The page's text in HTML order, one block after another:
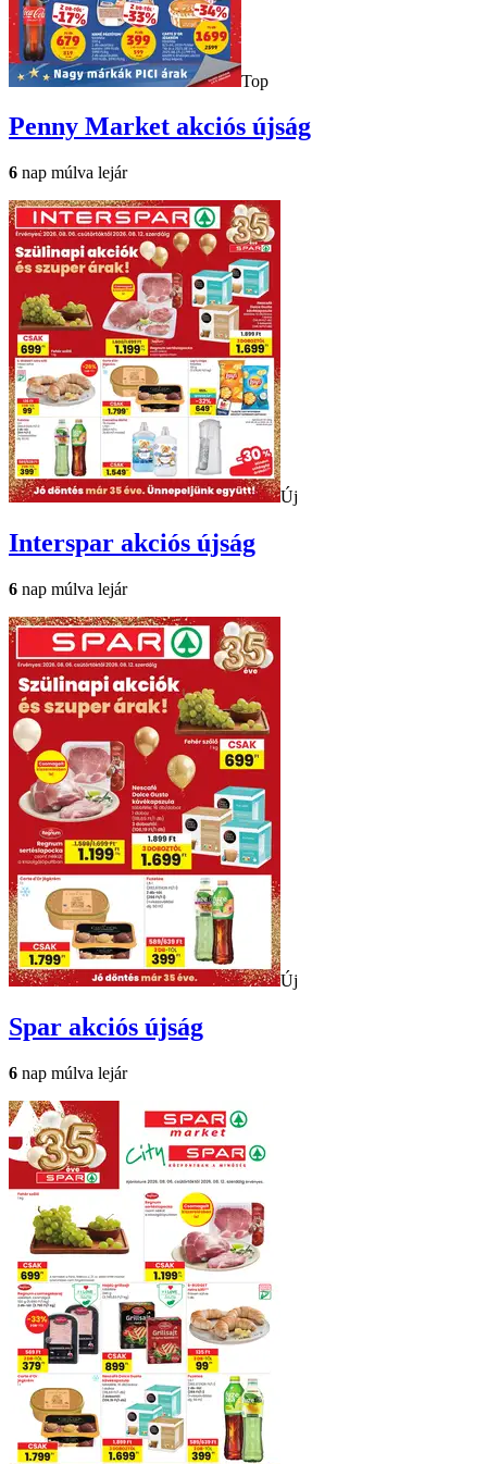
Top
Penny Market akciós újság
6 nap múlva lejár
Új
Interspar akciós újság
6 nap múlva lejár
Új
Spar akciós újság
6 nap múlva lejár